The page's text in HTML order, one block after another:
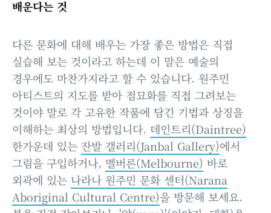
배운다는 것
다른 문화에 대해 배우는 가장 좋은 방법은 직접
실습해 보는 것이라고 하는데 이 말은 예술의
경우에도 마찬가지라고 할 수 있습니다. 원주민
아티스트의 지도를 받아 점묘화를 직접 그려보는
것이야 말로 각 고유한 작품에 담긴 기법과 상징을
이해하는 최상의 방법입니다. 데인트리(Daintree)
한가운데 있는 잔발 갤러리(Janbal Gallery)에서
그림을 구입하거나, 멜버른(Melbourne) 바로
외곽에 있는 나라나 원주민 문화 센터(Narana
Aboriginal Cultural Centre)을 방문해 보세요.